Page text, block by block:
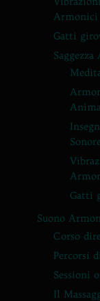
Armonici
Gatti
Sonore
Gatti
Suono
Corso
Percorsi
Sessioni
Il